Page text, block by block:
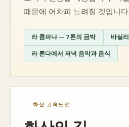
때문에 어차피 느려질 것입니다.
라 콤파냐 — 7톤의 금박 바실
라 론다에서 저녁 음악과 음식
화산 고속도로